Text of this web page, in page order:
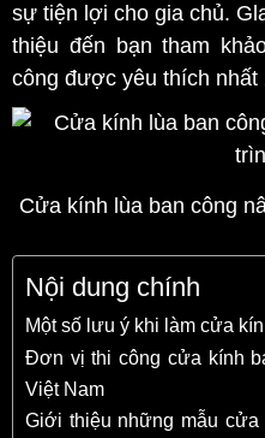
sự tiện lợi cho gia chủ.
thiệu đến bạn tham
công được yêu thích nhất
Cửa kính lùa ban công
Nội dung chính
Một số lưu ý khi làm cửa
Đơn vị thi công cửa kính
Việt Nam
Giới thiệu những mẫu